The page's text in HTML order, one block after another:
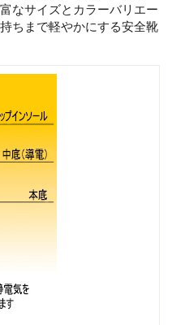
なサイズとカラーバリエー
ちまで軽やかにする安全靴